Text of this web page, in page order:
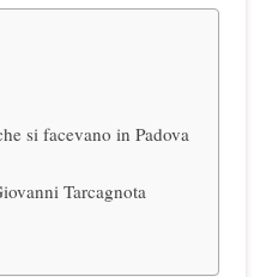
si facevano in Padova
Tarcagnota